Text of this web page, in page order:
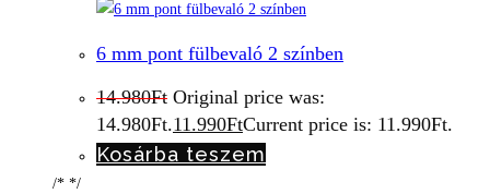
6 mm pont fülbevaló 2 színben
14.980Ft Original price was:
14.980Ft.11.990FtCurrent price is: 11.990Ft.
Kosárba teszem
/* */